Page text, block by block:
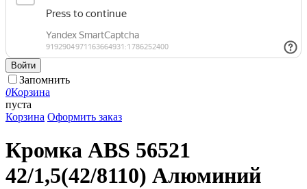
Войти
Запомнить
0Корзина
пуста
Корзина Оформить заказ
Кромка ABS 56521
42/1,5(42/8110) Алюминий